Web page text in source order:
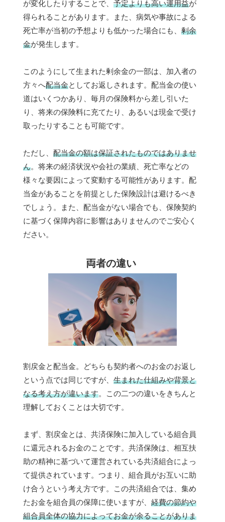
が変化したりすることで、 予定よりも高い運用益が
得られることがあります。また、病気や事故による
死亡率が当初の予想よりも低かった場合にも、 剰余
金が発生します。
このようにして生まれた剰余金の一部は、加入者の
方々へ配当金としてお返しされます。配当金の使い
道はいくつかあり、毎月の保険料から差し引いた
り、将来の保険料に充てたり、あるいは現金で受け
取ったりすることも可能です。
ただし、 配当金の額は保証されたものではありませ
ん。将来の経済状況や会社の業績、死亡率などの
様々な要因によって変動する可能性があります。配
当金があることを前提とした保険設計は避けるべき
でしょう。また、配当金がない場合でも、保険契約
に基づく保障内容に影響はありませんのでご安心く
ださい。
両者の違い
割戻金と配当金。どちらも契約者へのお金のお返し
という点では同じですが、 生まれた仕組みや背景と
なる考え方が違います。この二つの違いをきちんと
理解しておくことは大切です。
まず、割戻金とは、共済保険に加入している組合員
に還元されるお金のことです。共済保険は、相互扶
助の精神に基づいて運営されている共済組合によっ
て提供されています。つまり、組合員がお互いに助
け合うという考え方です。この共済組合では、集め
たお金を組合員の保障に使いますが、 経費の節約や
組合員全体の協力によってお金が余ることがありま